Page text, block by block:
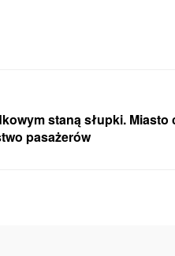
staną słupki. Miasto
pasażerów